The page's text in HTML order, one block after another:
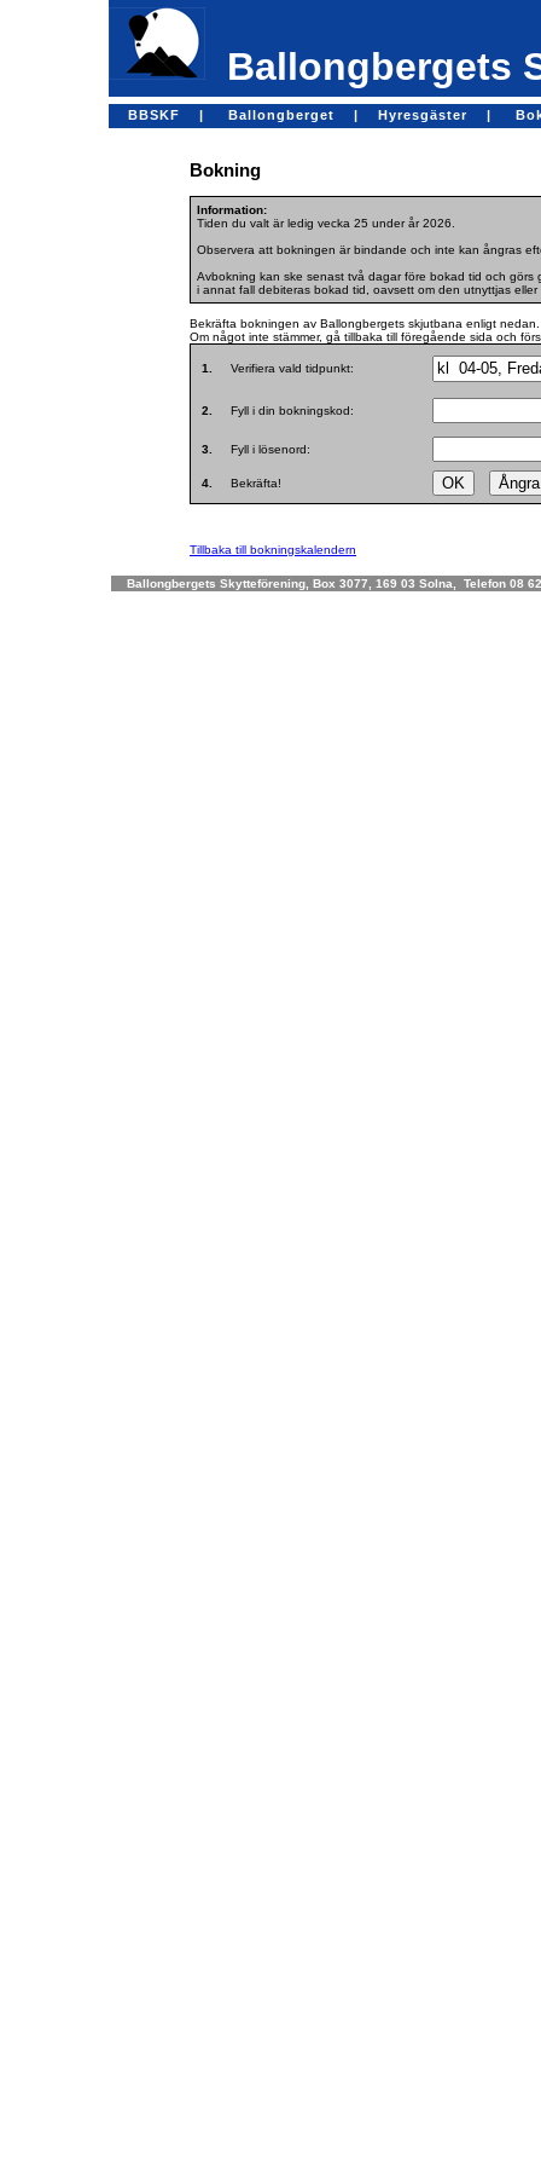
Ballongbergets
BBSKF | Ballongberget | Hyresgäster |
Bokning
Information:
Tiden du valt är ledig vecka 25 under år 2026.
Observera att bokningen är bindande och inte kan ångras
Avbokning kan ske senast två dagar före bokad tid och görs
i annat fall debiteras bokad tid, oavsett om den utnyttjas eller
Bekräfta bokningen av Ballongbergets skjutbana enligt nedan.
Om något inte stämmer, gå tillbaka till föregående sida och
1. Verifiera vald tidpunkt:
2. Fyll i din bokningskod:
3. Fyll i lösenord:
4. Bekräfta!
Tillbaka till bokningskalendern
Ballongbergets Skytteförening, Box 3077, 169 03 Solna, Telefon 08